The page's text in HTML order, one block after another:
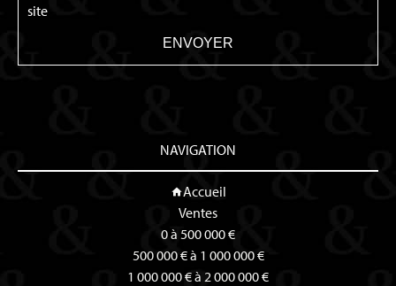
site
ENVOYER
NAVIGATION
Accueil
Ventes
0 à 500 000 €
500 000 € à 1 000 000 €
1 000 000 € à 2 000 000 €